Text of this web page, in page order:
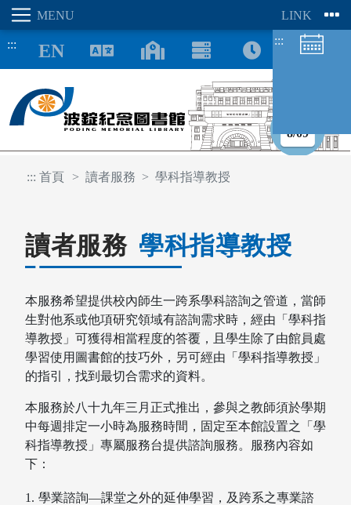
:::
8/09
:::
::: 首頁 讀者服務 學科指導教授
讀者服務 學科指導教授
本服務希望提供校內師生一跨系學科諮詢之管道，當師
生對他系或他項研究領域有諮詢需求時，經由「學科指
導教授」可獲得相當程度的答覆，且學生除了由館員處
學習使用圖書館的技巧外，另可經由「學科指導教授」
的指引，找到最切合需求的資料。
本服務於八十九年三月正式推出，參與之教師須於學期
中每週排定一小時為服務時間，固定至本館設置之「學
科指導教授」專屬服務台提供諮詢服務。服務內容如
下：
學業諮詢—課堂之外的延伸學習，及跨系之專業諮